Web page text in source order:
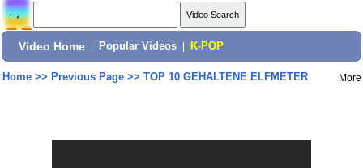
Video Home Popular Videos K-POP
Home>> Previous Page>> TOP 10 GEHALTENE ELFMETER More